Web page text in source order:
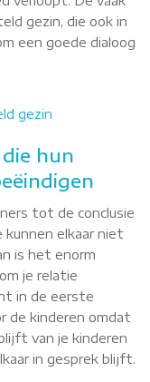
gezin, die ook in
een goede dialoog
gezin
hun
tot de conclusie
elkaar niet
is het enorm
je relatie
in de eerste
de kinderen omdat
van je kinderen
in gesprek blijft.